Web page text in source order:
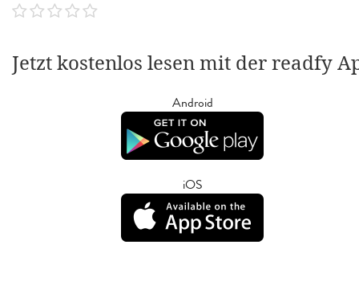
Jetzt kostenlos lesen mit der readfy
Android
iOS